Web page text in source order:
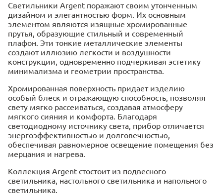
Светильники Argent поражают своим утонченным
дизайном и элегантностью форм. Их основным
элементом являются изящные хромированные
прутья, образующие стильный и современный
плафон. Эти тонкие металлические элементы
создают иллюзию легкости и воздушности
конструкции, одновременно подчеркивая эстетику
минимализма и геометрии пространства.
Хромированная поверхность придает изделию
особый блеск и отражающую способность, позволяя
свету мягко рассеиваться, создавая атмосферу
мягкого сияния и комфорта. Благодаря
светодиодному источнику света, прибор отличается
энергоэффективностью и долговечностью,
обеспечивая равномерное освещение помещения без
мерцания и нагрева.
Коллекция Argent стостоит из подвесного
светильника, настольного светильника и напольного
светильника.